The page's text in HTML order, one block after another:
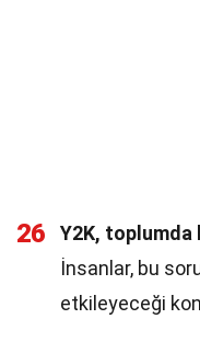
26
Y2K, toplumda
İnsanlar, bu
etkileyeceği